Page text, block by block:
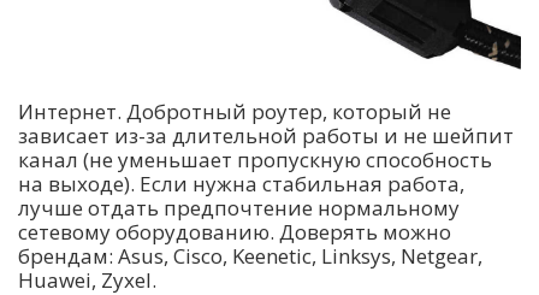
Интернет. Добротный роутер, который не
зависает из-за длительной работы и не шейпит
канал (не уменьшает пропускную способность
на выходе). Если нужна стабильная работа,
лучше отдать предпочтение нормальному
сетевому оборудованию. Доверять можно
брендам: Asus, Cisco, Keenetic, Linksys, Netgear,
Huawei, Zyxel.